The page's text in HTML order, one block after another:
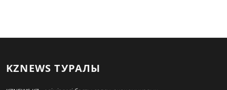
KZNEWS ТУРАЛЫ